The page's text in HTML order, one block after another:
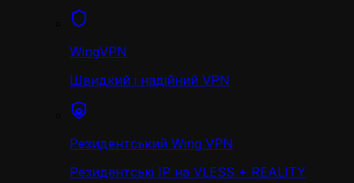
WingVPN
Швидкий і надійний VPN
Резидентський Wing VPN
Резидентські IP на VLESS + REALITY